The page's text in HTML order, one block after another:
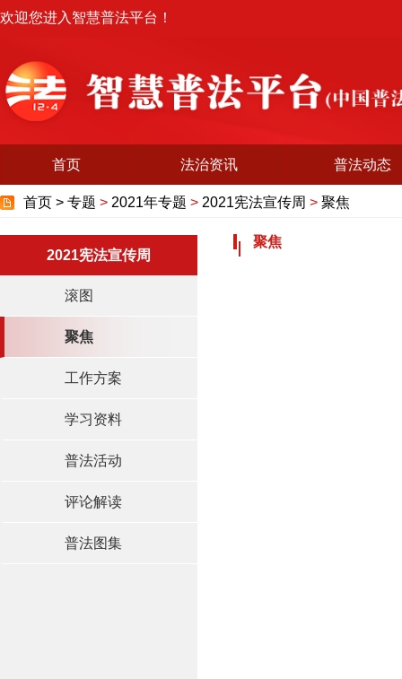
欢迎您进入智慧普法平台！
首页 法治资讯 普法动态
首页 > 专题 > 2021年专题 > 2021宪法宣传周 > 聚焦
2021宪法宣传周
滚图
聚焦
工作方案
学习资料
普法活动
评论解读
普法图集
聚焦